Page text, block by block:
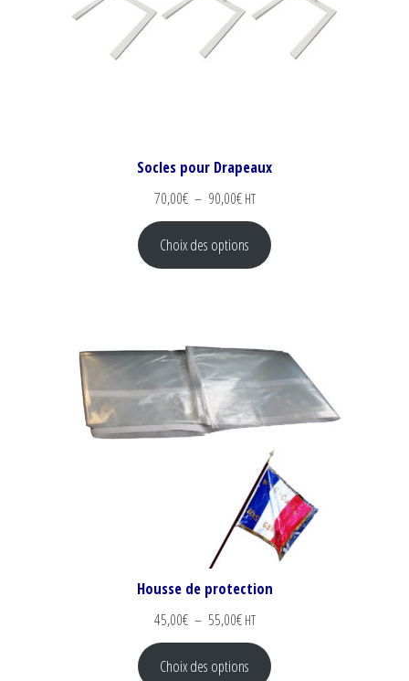
Socles pour Drapeaux
70,00€ – 90,00€Plage de prix : 70,00€ à 90,00€
HT
Choix des options
Housse de protection
45,00€ – 55,00€Plage de prix : 45,00€ à 55,00€
HT
Choix des options